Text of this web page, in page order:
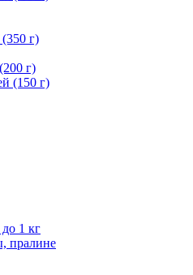
г)
г)
(150 г)
1 кг
пралине